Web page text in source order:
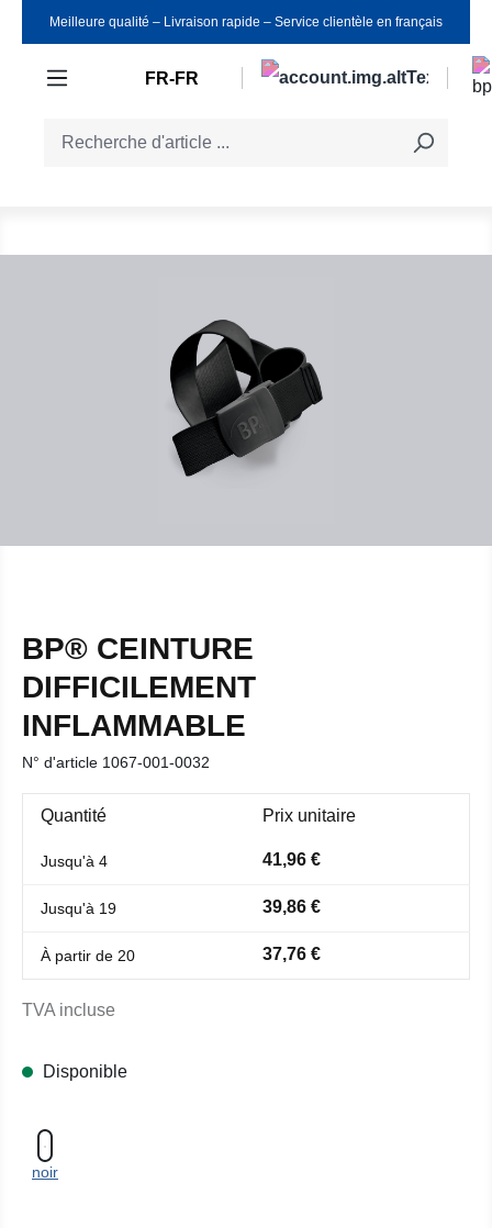
Passer au contenu principal
Meilleure qualité ‒ Livraison rapide ‒ Service clientèle en français
FR-FR
BP® CEINTURE
DIFFICILEMENT
INFLAMMABLE
N° d'article 1067-001-0032
Quantité Prix unitaire
Jusqu'à 4 41,96 €
Jusqu'à 19 39,86 €
À partir de 20 37,76 €
TVA incluse
Disponible
noir